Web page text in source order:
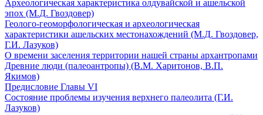
Археологическая характеристика олдувайской и ашельской
эпох (М.Д. Гвоздовер)
Геолого-геоморфологическая и археологическая
характеристики ашельских местонахождений (М.Д. Гвоздовер,
Г.И. Лазуков)
О времени заселения территории нашей страны архантропами
Древние люди (палеоантропы) (В.М. Харитонов, В.П.
Якимов)
Предисловие Главы VI
Состояние проблемы изучения верхнего палеолита (Г.И.
Лазуков)